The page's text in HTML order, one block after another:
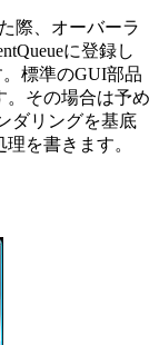
際、オーバーラ
に登録し
。標準のGUI部品
。その場合は予め
ダリングを基底
を書きます。